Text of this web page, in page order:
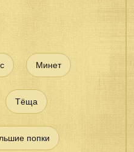
Минет
Тёща
попки